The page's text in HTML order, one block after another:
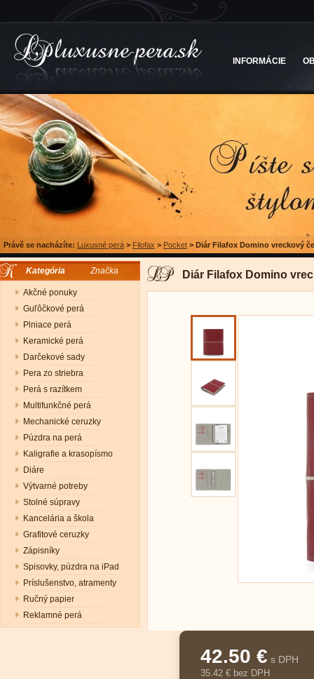
INFORMÁCIE
Právě se nacházíte: Luxusné perá > Filofax > Pocket > Diár Filafox Domino vreckový
Kategória Značka
Akčné ponuky
Guľôčkové perá
Plniace perá
Keramické perá
Darčekové sady
Pera zo striebra
Perá s razítkem
Multifunkčné perá
Mechanické ceruzky
Púzdra na perá
Kaligrafie a krasopísmo
Diáre
Výtvarné potreby
Stolné súpravy
Kancelária a škola
Grafitové ceruzky
Zápisníky
Spisovky, púzdra na iPad
Príslušenstvo, atramenty
Ručný papier
Reklamné perá
Diár Filafox Domino
42.50 € s DPH
35.42 € bez DPH